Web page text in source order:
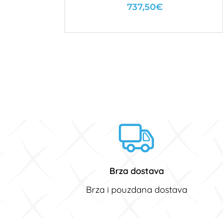
737,50€
U košaricu
Brza dostava
Brza i pouzdana dostava